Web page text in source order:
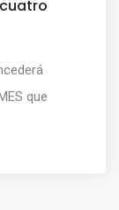
que